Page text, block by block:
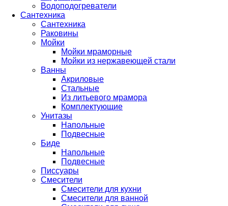
Водоподогреватели
Сантехника
Сантехника
Раковины
Мойки
Мойки мраморные
Мойки из нержавеющей стали
Ванны
Акриловые
Стальные
Из литьевого мрамора
Комплектующие
Унитазы
Напольные
Подвесные
Биде
Напольные
Подвесные
Писсуары
Смесители
Смесители для кухни
Смесители для ванной